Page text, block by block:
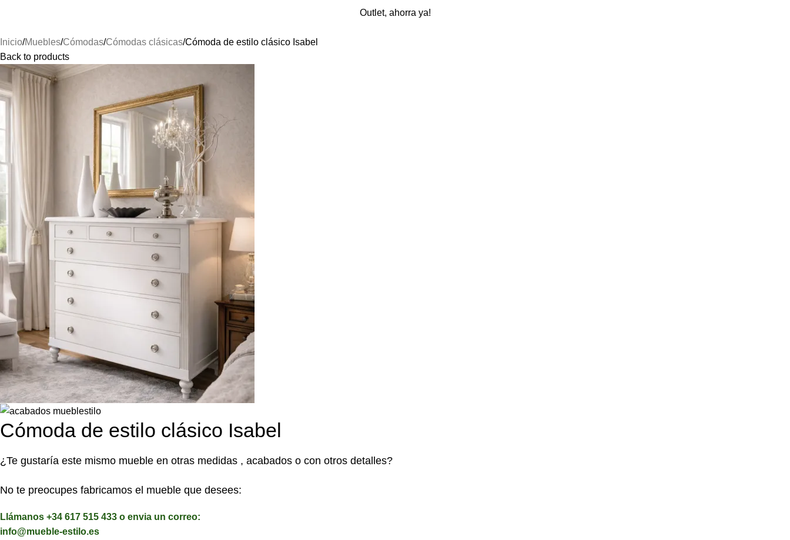
Outlet, ahorra ya!
Inicio Muebles Cómodas Cómodas clásicas Cómoda de estilo clásico Isabel
Back to products
Cómoda de estilo clásico Isabel
¿Te gustaría este mismo mueble en otras medidas , acabados o con otros detalles?
No te preocupes fabricamos el mueble que desees:
Llámanos +34 617 515 433 o envia un correo:
info@mueble-estilo.es